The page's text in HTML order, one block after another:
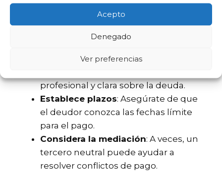
Acepto
Denegado
Ver preferencias
seguir para aumentar tus posibilidades de
éxito. La clave está en actuar con
conocimiento y estrategia.
Comunicación clara: Inicia
profesional y clara sobre la deuda.
Establece plazos: Asegúrate de que
el deudor conozca las fechas límite
para el pago.
Considera la mediación: A veces, un
tercero neutral puede ayudar a
resolver conflictos de pago.